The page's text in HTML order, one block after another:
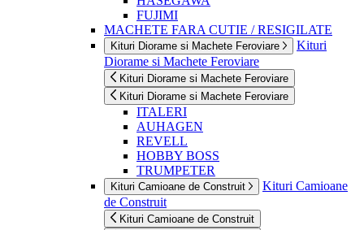
FUJIMI
MACHETE FARA CUTIE / RESIGILATE
Kituri Diorame si Machete Feroviare
Kituri
Diorame si Machete Feroviare
Kituri Diorame si Machete Feroviare
Kituri Diorame si Machete Feroviare
ITALERI
AUHAGEN
REVELL
HOBBY BOSS
TRUMPETER
Kituri Camioane de Construit
Kituri Camioane
de Construit
Kituri Camioane de Construit